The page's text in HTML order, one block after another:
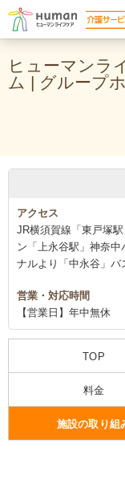
ヒューマンラ
ム | グループ
アクセス
JR横須賀線「東戸塚
ン「上永谷駅」神奈中
ナルより「中永谷」バ
営業・対応時間
【営業日】年中無休
TOP
料金
施設の取り組